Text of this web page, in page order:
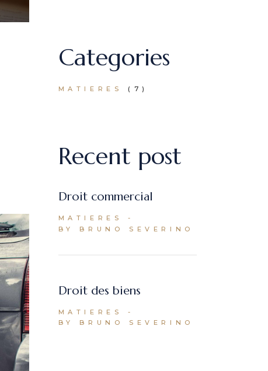
Categories
MATIERES (7)
Recent post
Droit commercial
MATIERES
BY BRUNO SEVERINO
Droit des biens
MATIERES
BY BRUNO SEVERINO